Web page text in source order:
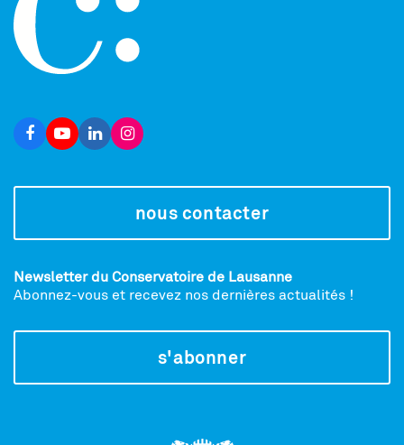
nous contacter
Newsletter du Conservatoire de Lausanne
Abonnez-vous et recevez nos dernières actualités !
s'abonner